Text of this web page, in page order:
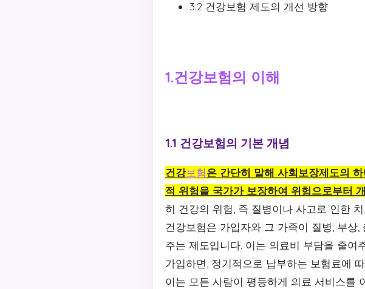
3.2 건강보험 제도의 개선 방향
1.건강보험의 이해
1.1 건강보험의 기본 개념
건강보험은 간단히 말해 사회보장제도의
적 위험을 국가가 보장하여 위험으로부터
히 건강의 위험, 즉 질병이나 사고로 인한
건강보험은 가입자와 그 가족이 질병, 부상
주는 제도입니다. 이는 의료비 부담을 줄여
가입하면, 정기적으로 납부하는 보험료에
이는 모든 사람이 평등하게 의료 서비스를